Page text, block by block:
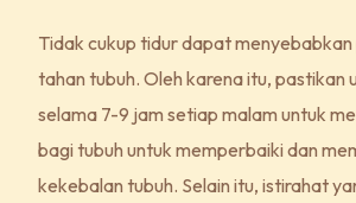
Tidak cukup tidur dapat
tahan tubuh. Oleh karena itu, pastikan
selama 7-9 jam setiap malam untuk
bagi tubuh untuk memperbaiki dan
kekebalan tubuh. Selain itu, istirahat